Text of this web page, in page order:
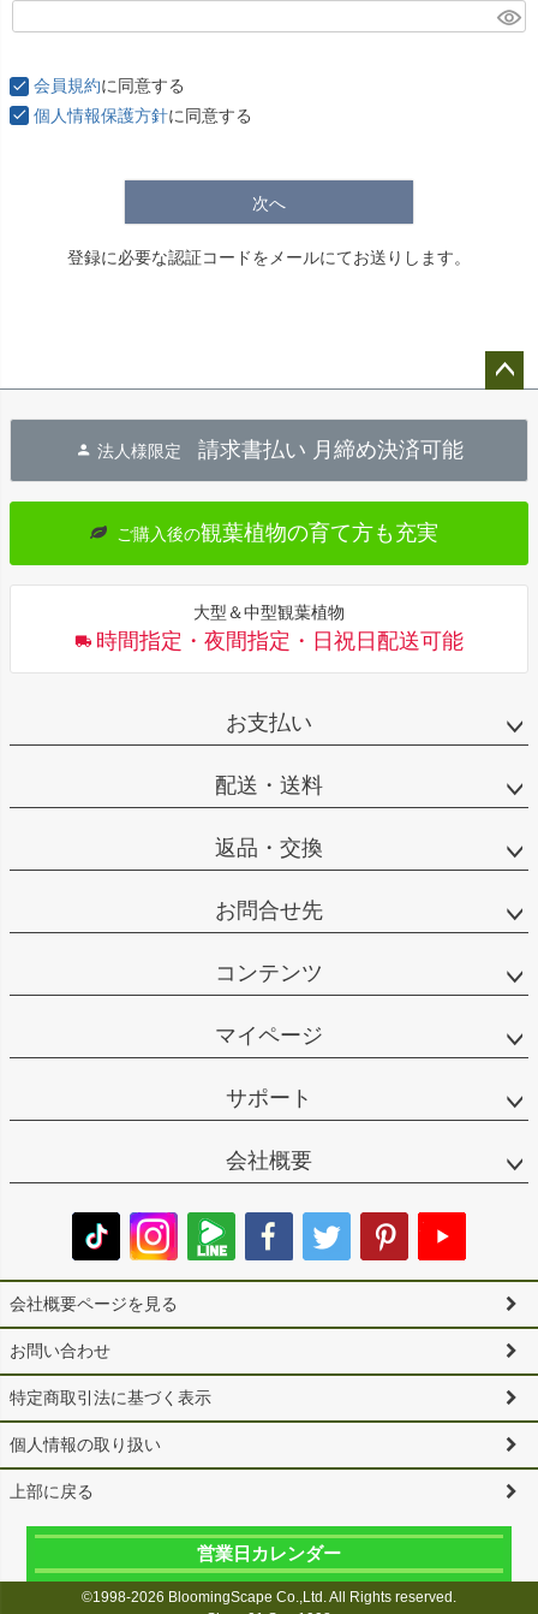
)
会員規約に同意する
個人情報保護方針に同意する
次へ
登録に必要な認証コードをメールにてお送りします。
へ
法人様限定 請求書払い 月締め決済可能
ご購入後の観葉植物の育て方も充実
大型＆中型観葉植物
時間指定・夜間指定・日祝日配送可能
お支払い
配送・送料
返品・交換
お問合せ先
コンテンツ
マイページ
サポート
会社概要
会社概要ページを見る
お問い合わせ
特定商取引法に基づく表示
個人情報の取り扱い
上部に戻る
営業日カレンダー
©1998-2026 BloomingScape Co.,Ltd. All Rights reserved.